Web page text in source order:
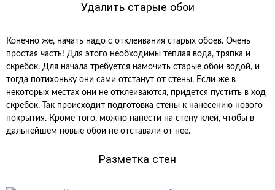
Удалить старые обои
Конечно же, начать надо с отклеивания старых обоев. Очень
простая часть! Для этого необходимы теплая вода, тряпка и
скребок. Для начала требуется намочить старые обои водой, и
тогда потихоньку они сами отстанут от стены. Если же в
некоторых местах они не отклеиваются, придется пустить в ход
скребок. Так происходит подготовка стены к нанесению нового
покрытия. Кроме того, можно нанести на стену клей, чтобы в
дальнейшем новые обои не отставали от нее.
Разметка стен